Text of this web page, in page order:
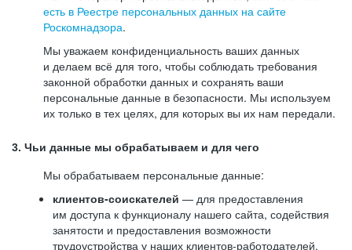
есть в Реестре персональных данных на сайте
Роскомнадзора.
Мы уважаем конфиденциальность ваших данных
и делаем всё для того, чтобы соблюдать требования
законной обработки данных и сохранять ваши
персональные данные в безопасности. Мы используем
их только в тех целях, для которых вы их нам передали.
3. Чьи данные мы обрабатываем и для чего
Мы обрабатываем персональные данные:
клиентов-соискателей — для предоставления
им доступа к функционалу нашего сайта, содействия
занятости и предоставления возможности
трудоустройства у наших клиентов-работодателей.